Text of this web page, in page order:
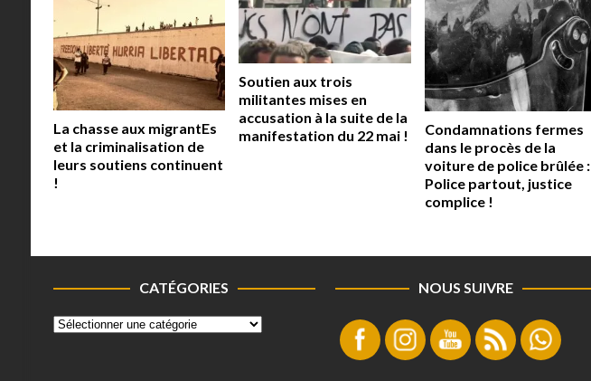
La chasse aux migrantEs
et la criminalisation de
leurs soutiens continuent
!
Soutien aux trois
militantes mises en
accusation à la suite de la
manifestation du 22 mai !
Condamnations fermes
dans le procès de la
voiture de police brûlée :
Police partout, justice
complice !
CATÉGORIES NOUS SUIVRE